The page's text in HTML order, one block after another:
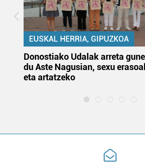
EUSKAL HERRIA, GIPUZKOA
Donostiako Udalak arreta
du Aste Nagusian, sexu
eta artatzeko